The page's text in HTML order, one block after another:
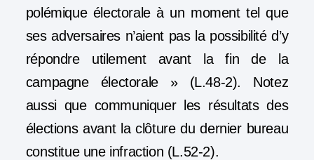
polémique électorale à un moment tel que
ses adversaires n’aient pas la possibilité d’y
répondreutilement avant la fin de la
campagne électorale » (L.48-2). Notez
aussi que communiquer les résultats des
élections avant la clôture du dernier bureau
constitue une infraction (L.52-2).